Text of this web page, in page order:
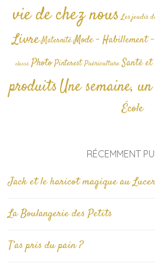
vie de chez nous Les jeudis
Livre Maternité Mode - Habillement -
classé Photo Pinterest Puériculture Santé
produitsUne semaine,
École
RÉCEMMENT
Jack et le haricot magique au
La Boulangerie des Petits
T’as pris du pain ?